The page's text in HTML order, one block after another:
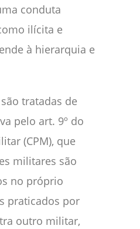
conduta
ilícita e
à hierarquia e
tratadas de
pelo art. 9º do
(CPM), que
militares são
no próprio
praticados por
outro militar,